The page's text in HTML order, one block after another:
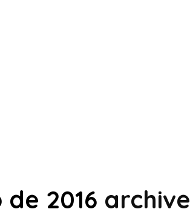
2016 archive